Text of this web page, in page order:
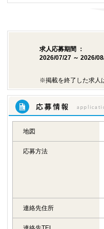
求人応募期間 ：
2026/07/27 ～ 2026/
※掲載を終了した求人
地図
応募方法
連絡先住所